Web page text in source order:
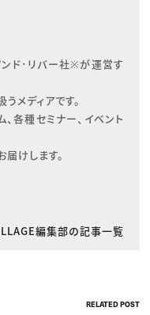
ド･リバー社※が運営す
メディアです。
各種セミナー、イベント
けします。
編集部の記事一覧
RELATED POST